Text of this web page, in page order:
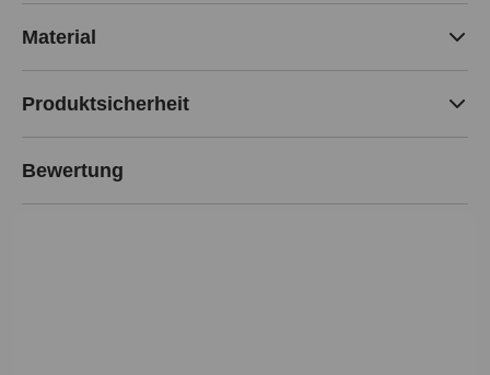
Material
Produktsicherheit
Bewertung